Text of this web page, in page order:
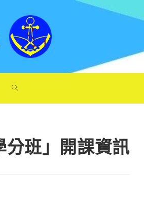
班」開課資訊